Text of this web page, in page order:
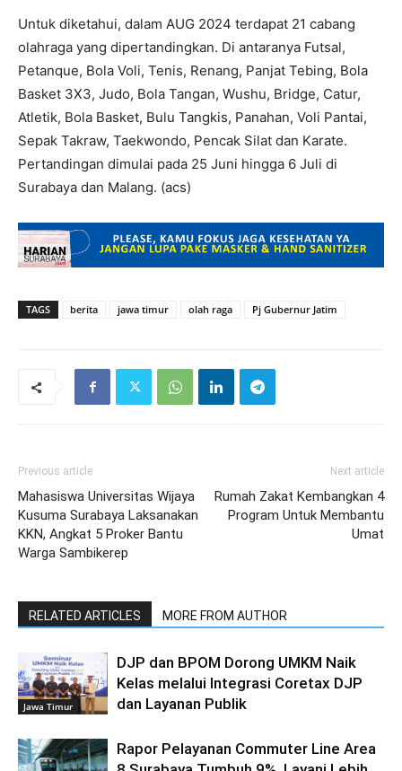
Untuk diketahui, dalam AUG 2024 terdapat 21 cabang
olahraga yang dipertandingkan. Di antaranya Futsal,
Petanque, Bola Voli, Tenis, Renang, Panjat Tebing, Bola
Basket 3X3, Judo, Bola Tangan, Wushu, Bridge, Catur,
Atletik, Bola Basket, Bulu Tangkis, Panahan, Voli Pantai,
Sepak Takraw, Taekwondo, Pencak Silat dan Karate.
Pertandingan dimulai pada 25 Juni hingga 6 Juli di
Surabaya dan Malang. (acs)
TAGS berita jawa timur olah raga Pj Gubernur Jatim
Previous article
Mahasiswa Universitas Wijaya
Kusuma Surabaya Laksanakan
KKN, Angkat 5 Proker Bantu
Warga Sambikerep
Next article
Rumah Zakat Kembangkan 4
Program Untuk Membantu
Umat
RELATED ARTICLES MORE FROM AUTHOR
Jawa Timur
DJP dan BPOM Dorong UMKM Naik
Kelas melalui Integrasi Coretax DJP
dan Layanan Publik
Rapor Pelayanan Commuter Line Area